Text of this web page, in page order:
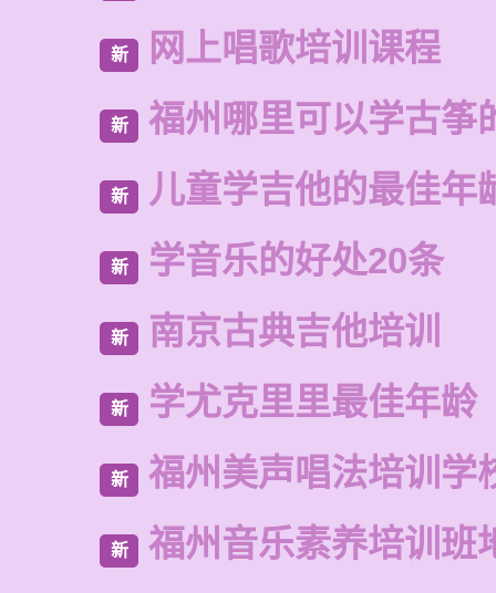
新 网上唱歌培训课程
新 福州哪里可以学古筝
新 儿童学吉他的最佳年
新 学音乐的好处20条
新 南京古典吉他培训
新 学尤克里里最佳年龄
新 福州美声唱法培训学
新 福州音乐素养培训班